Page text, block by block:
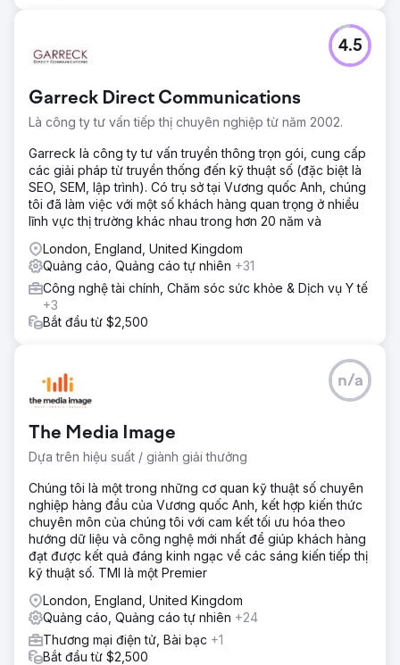
Tóm tắt KPI (3 tháng) • CPL: 30% ↓ • Khách hàng tiềm
năng → Cuộc hẹn: 52% ↑ • ROAS: 10x Kết quả & Giá trị
Lein Digital đã thiết lập một mô hình hiệu suất có khả năng
mở rộng trong cấu trúc đa quốc gia/đa ngôn ngữ: • CPL
giảm 30%, ROAS tăng 10x, chuyển đổi cuộc hẹn tăng 52%
• Cơ sở hạ tầng tăng trưởng có thể đo lường, lặp lại và có
Chuyển đến trang agency
Garreck Direct Communications
Là công ty tư vấn tiếp thị chuyên nghiệp từ năm 2002.
4.5
Garreck là công ty tư vấn truyền thông trọn gói, cung cấp
các giải pháp từ truyền thống đến kỹ thuật số (đặc biệt là
SEO, SEM, lập trình). Có trụ sở tại Vương quốc Anh, chúng
tôi đã làm việc với một số khách hàng quan trọng ở nhiều
lĩnh vực thị trường khác nhau trong hơn 20 năm và
London, England, United Kingdom
Quảng cáo, Quảng cáo tự nhiên +31
Công nghệ tài chính, Chăm sóc sức khỏe & Dịch vụ Y tế
+3
Bắt đầu từ $2,500
The Media Image
Dựa trên hiệu suất / giành giải thưởng
n/a
Chúng tôi là một trong những cơ quan kỹ thuật số chuyên
nghiệp hàng đầu của Vương quốc Anh, kết hợp kiến thức
chuyên môn của chúng tôi với cam kết tối ưu hóa theo
hướng dữ liệu và công nghệ mới nhất để giúp khách hàng
đạt được kết quả đáng kinh ngạc về các sáng kiến tiếp thị
kỹ thuật số. TMI là một Premier
London, England, United Kingdom
Quảng cáo, Quảng cáo tự nhiên +24
Thương mại điện tử, Bài bạc +1
Bắt đầu từ $2,500